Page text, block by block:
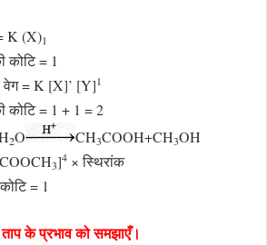
K (X)1
= 1
= K [X]’ [Y]1
= 1 + 1 = 2
2O CH3COOH+CH3OH
COOCH3]4 × स्थिरांक
= 1
के प्रभाव को समझाएँ।